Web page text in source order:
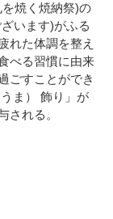
焼く焼納祭)の
います)がふる
れた体調を整え
べる習慣に由来
ごすことができ
ま） 飾り」が
される。